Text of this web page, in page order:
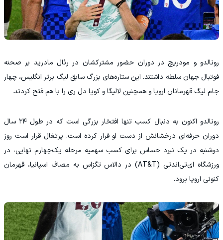
رونالدو و مودریچ در دوران حضور مشترکشان در رئال مادرید بر صحنه
فوتبال جهان سلطه داشتند. این ستاره‌های بزرگ سابق لیگ برتر انگلیس، چهار
جام لیگ قهرمانان اروپا و همچنین لالیگا و کوپا دل ری را با هم فتح کردند.
رونالدو اکنون به دنبال کسب تنها افتخار بزرگی است که در طول ۲۴ سال
دوران حرفه‌ای درخشانش از دست او فرار کرده است. پرتغال قرار است روز
دوشنبه در یک نبرد حساس برای کسب سهمیه مرحله یک‌چهارم نهایی، در
ورزشگاه ای‌تی‌اندتی (AT&T) در دالاس تگزاس به مصاف اسپانیا، قهرمان
کنونی اروپا برود.